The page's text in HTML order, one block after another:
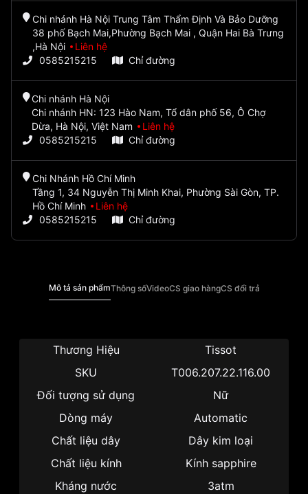
Chi nhánh Hà Nội Trung Tâm Thẩm Định Và Bảo Dưỡng
38 phố Bạch Mai,Phường Bạch Mai , Quận Hai Bà Trưng
,Hà Nội
Liên hệ
0585215215
Chỉ đường
Chi nhánh Hà Nội
Chi nhánh HN: 123 Hào Nam, Tổ dân phố 56, Ô Chợ
Dừa, Hà Nội, Việt Nam
Liên hệ
0585215215
Chỉ đường
Chi Nhánh Hồ Chí Minh
Tầng 1, 34 Nguyễn Thị Minh Khai, Phường Sài Gòn, TP.
Hồ Chí Minh
Liên hệ
0585215215
Chỉ đường
Mô tả sản phẩmThông sốVideoCS giao hàngCS đổi trả
Thương Hiệu
Tissot
SKU
T006.207.22.116.00
Đối tượng sử dụng
Nữ
Dòng máy
Automatic
Chất liệu dây
Dây kim loại
Chất liệu kính
Kính sapphire
Kháng nước
3atm